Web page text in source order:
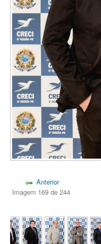
Anterior
Imagem 169 de 244